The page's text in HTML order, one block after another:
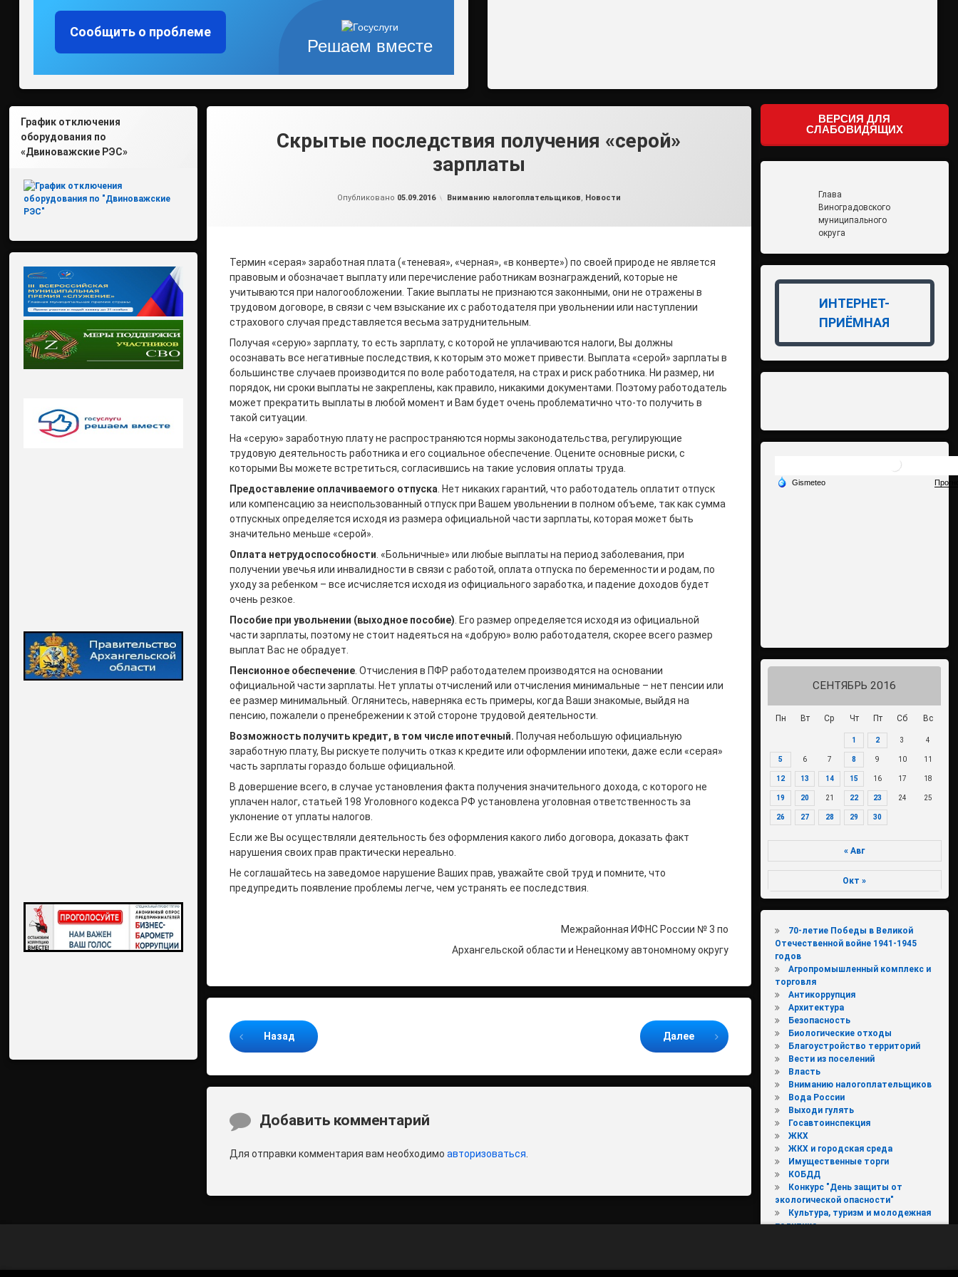
Решаем вместе
Сообщить о проблеме
Скрытые последствия получения «серой»
зарплаты
Опубликовано 05.09.2016 Рубрики:
Вниманию налогоплательщиков, Новости
Термин «серая» заработная плата («теневая», «черная», «в конверте») по своей природе не является
правовым и обозначает выплату или перечисление работникам вознаграждений, которые не
учитываются при налогообложении. Такие выплаты не признаются законными, они не отражены в
трудовом договоре, в связи с чем взыскание их с работодателя при увольнении или наступлении
страхового случая представляется весьма затруднительным.
Получая «серую» зарплату, то есть зарплату, с которой не уплачиваются налоги, Вы должны
осознавать все негативные последствия, к которым это может привести. Выплата «серой» зарплаты в
большинстве случаев производится по воле работодателя, на страх и риск работника. Ни размер, ни
порядок, ни сроки выплаты не закреплены, как правило, никакими документами. Поэтому работодатель
может прекратить выплаты в любой момент и Вам будет очень проблематично что-то получить в
такой ситуации.
На «серую» заработную плату не распространяются нормы законодательства, регулирующие
трудовую деятельность работника и его социальное обеспечение. Оцените основные риски, с
которыми Вы можете встретиться, согласившись на такие условия оплаты труда.
Предоставление оплачиваемого отпуска . Нет никаких гарантий, что работодатель оплатит отпуск
или компенсацию за неиспользованный отпуск при Вашем увольнении в полном объеме, так как сумма
отпускных определяется исходя из размера официальной части зарплаты, которая может быть
значительно меньше «серой».
Оплата нетрудоспособности . «Больничные» или любые выплаты на период заболевания, при
получении увечья или инвалидности в связи с работой, оплата отпуска по беременности и родам, по
уходу за ребенком – все исчисляется исходя из официального заработка, и падение доходов будет
очень резкое.
Пособие при увольнении (выходное пособие) . Его размер определяется исходя из официальной
части зарплаты, поэтому не стоит надеяться на «добрую» волю работодателя, скорее всего размер
выплат Вас не обрадует.
Пенсионное обеспечение . Отчисления в ПФР работодателем производятся на основании
официальной части зарплаты. Нет уплаты отчислений или отчисления минимальные – нет пенсии или
ее размер минимальный. Оглянитесь, наверняка есть примеры, когда Ваши знакомые, выйдя на
пенсию, пожалели о пренебрежении к этой стороне трудовой деятельности.
Возможность получить кредит, в том числе ипотечный. Получая небольшую официальную
заработную плату, Вы рискуете получить отказ к кредите или оформлении ипотеки, даже если «серая»
часть зарплаты гораздо больше официальной.
В довершение всего, в случае установления факта получения значительного дохода, с которого не
уплачен налог, статьей 198 Уголовного кодекса РФ установлена уголовная ответственность за
уклонение от уплаты налогов.
Если же Вы осуществляли деятельность без оформления какого либо договора, доказать факт
нарушения своих прав практически нереально.
Не соглашайтесь на заведомое нарушение Ваших прав, уважайте свой труд и помните, что
предупредить появление проблемы легче, чем устранять ее последствия.
Межрайонная ИФНС России № 3 по
Архангельской области и Ненецкому автономному округу
Продолжайте читать
Назад Далее
Комментарии
Добавить комментарий
Для отправки комментария вам необходимоавторизоваться
График отключения
оборудования по
«Двиноважские РЭС»
ВЕРСИЯ ДЛЯ
СЛАБОВИДЯЩИХ
Глава
Виноградовского
муниципального
округа
ИНТЕРНЕТ-
ПРИЁМНАЯ
СЕНТЯБРЬ 2016
Пн Вт Ср Чт Пт Сб Вс
1 2 3 4
5 6 7 8 9 10 11
12 13 14 15 16 17 18
19 20 21 22 23 24 25
26 27 28 29 30
« Авг
Окт »
70-летие Победы в Великой
Отечественной войне 1941-1945
годов
Агропромышленный комплекс и
торговля
Антикоррупция
Архитектура
Безопасность
Биологические отходы
Благоустройство территорий
Вести из поселений
Власть
Вниманию налогоплательщиков
Вода России
Выходи гулять
Госавтоинспекция
ЖКХ
ЖКХ и городская среда
Имущественные торги
КОБДД
Конкурс "День защиты от
экологической опасности"
Культура, туризм и молодежная
политика